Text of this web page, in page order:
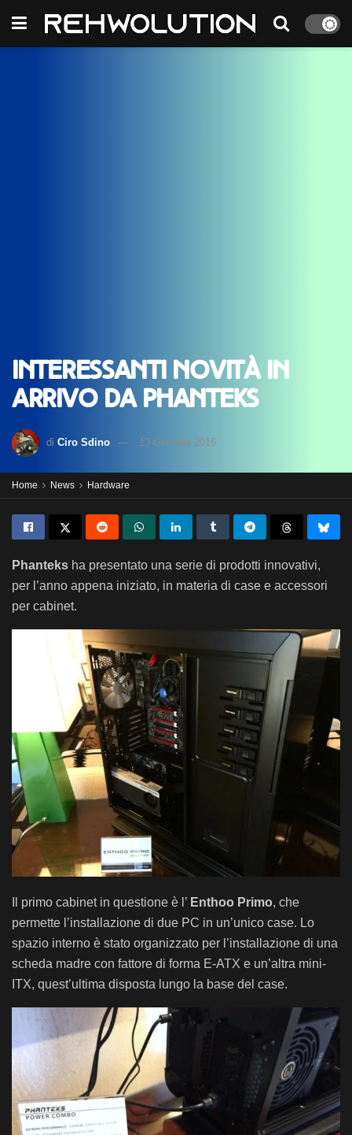
Interessanti novità in
arrivo da Phanteks
di Ciro Sdino 13 Gennaio 2016
Home News Hardware
Phanteks ha presentato una serie di prodotti innovativi,
per l’anno appena iniziato, in materia di case e accessori
per cabinet.
Il primo cabinet in questione è l’ Enthoo Primo, che
permette l’installazione di due PC in un’unico case. Lo
spazio interno è stato organizzato per l’installazione di una
scheda madre con fattore di forma E-ATX e un’altra mini-
ITX, quest’ultima disposta lungo la base del case.